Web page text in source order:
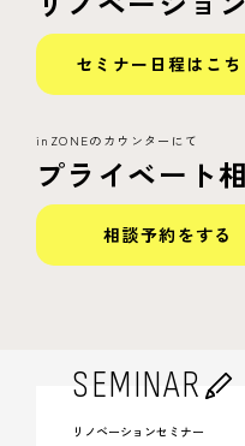
セミナー日程はこち
inZONEのカウンターにて
プライベート
相談予約をする
SEMINAR
リノベーションセミナー